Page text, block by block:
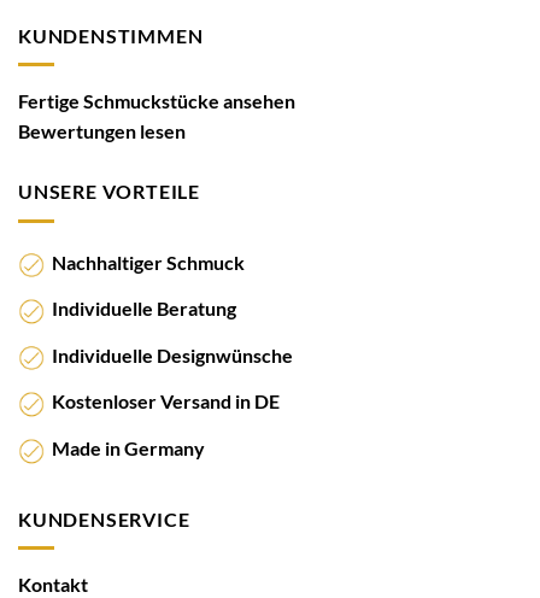
KUNDENSTIMMEN
Fertige Schmuckstücke ansehen
Bewertungen lesen
UNSERE VORTEILE
Nachhaltiger Schmuck
Individuelle Beratung
Individuelle Designwünsche
Kostenloser Versand in DE
Made in Germany
KUNDENSERVICE
Kontakt